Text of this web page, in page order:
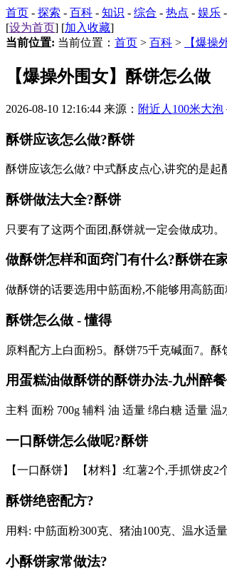
首页 - 探索 - 百科 - 知识 - 综合 - 热点 - 娱乐 -
[设为首页] [加入收藏]
当前位置: 当前位置： 首页 > 百科 > 【爆操
【爆操外围女】酥饼怎么做
2026-08-10 12:16:44 来源： 附近人100米大泡
酥饼应该怎么做?酥饼
酥饼应该怎么做? 中式酥皮点心,讲究的是起
酥饼做法大全?酥饼
只要有了这两个面团,酥饼就一定会做成功
做酥饼怎样和面窍门有什么?酥饼在
做酥饼的话要选用中筋面粉,不能够用高筋
酥饼怎么做 - 懂得
原料配方上白面粉5。酥饼75千克碱面7。
用蛋糕油做酥饼的酥饼办法-九州醉
主料 面粉 700g 辅料 油 适量 绵白糖 适量
一口酥饼怎么做呢?酥饼
【一口酥饼】 【材料】:红薯2个,手抓饼皮
酥饼绝密配方?
用料: 中筋面粉300克、猪油100克、温水适
小酥饼家常做法?